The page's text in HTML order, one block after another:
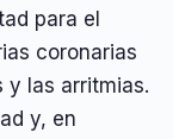
para el
coronarias
y las arritmias.
y, en